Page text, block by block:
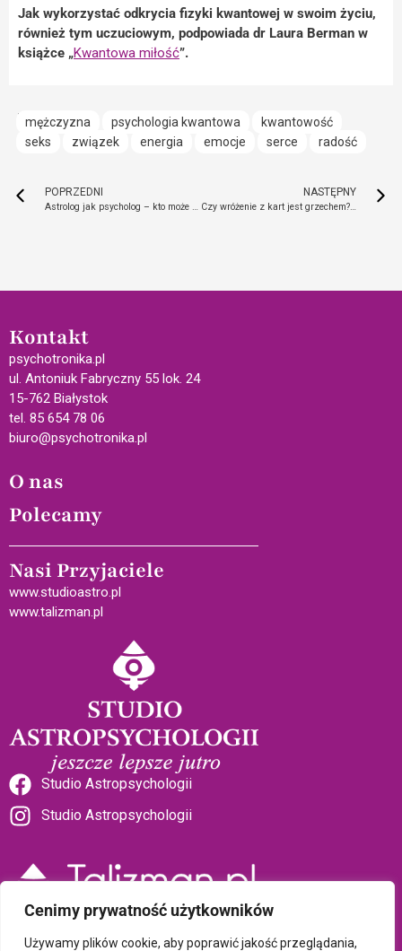
Cenimy prywatność użytkowników
Używamy plików cookie, aby poprawić jakość przeglądania,
Jak wykorzystać odkrycia fizyki kwantowej w swoim życiu,
również tym uczuciowym, podpowiada dr Laura Berman w
książce „Kwantowa miłość”.
mężczyzna psychologia kwantowa
kwantowość
seks
związek energia emocje serce radość
POPRZEDNI
Astrolog jak psycholog – kto może praktykować astrologię?
NASTĘPNY
Czy wróżenie z kart jest grzechem? Poznaj sposób na dobrą wróżbę
Kontakt
psychotronika.pl
ul. Antoniuk Fabryczny 55 lok. 24
15-762 Białystok
tel. 85 654 78 06
biuro@psychotronika.pl
O nas
Polecamy
Nasi Przyjaciele
www.studioastro.pl
www.talizman.pl
Studio Astropsychologii
Studio Astropsychologii
Sklep Talizman